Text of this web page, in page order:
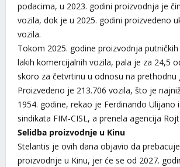
podacima, u 2023. godini proizvodnja je
vozila, dok je u 2025. godini proizvedeno
vozila.
Tokom 2025. godine proizvodnja
lakih komercijalnih vozila, pala je za 24,5
skoro za četvrtinu u odnosu na prethodnu
Proizvedeno je 213.706 vozila, što je
1954. godine, rekao je Ferdinando Ulijano
sindikata FIM-CISL, a prenela agencija
Selidba proizvodnje u Kinu
Stelantis je ovih dana objavio da
proizvodnje u Kinu, jer će se od 2027.